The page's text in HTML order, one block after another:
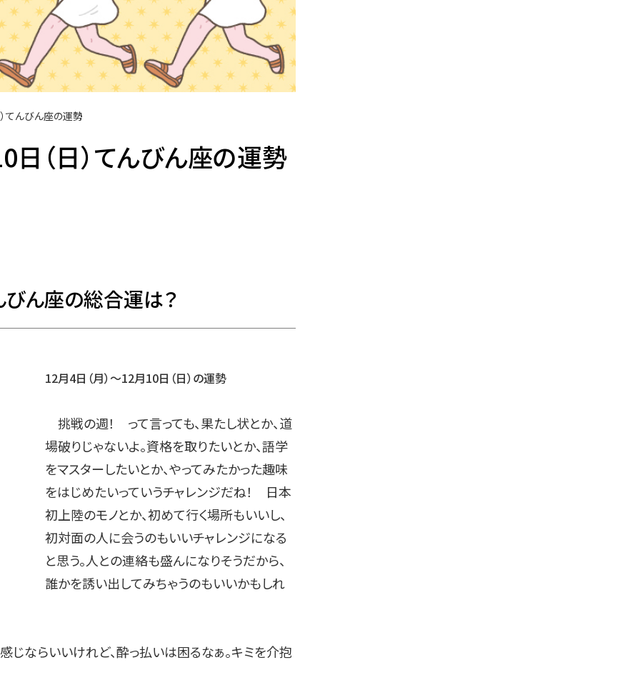
てんびん座の運勢
日（日）てんびん座の運勢
ん座の総合運は？
12月4日（月）～12月10日（日）の運勢
挑戦の週！ って言っても、果たし状とか、道
場破りじゃないよ。資格を取りたいとか、語学
をマスターしたいとか、やってみたかった趣味
をはじめたいっていうチャレンジだね！ 日本
初上陸のモノとか、初めて行く場所もいいし、
初対面の人に会うのもいいチャレンジになる
と思う。人との連絡も盛んになりそうだから、
誰かを誘い出してみちゃうのもいいかもしれ
ならいいけれど、酔っ払いは困るなぁ。キミを介抱